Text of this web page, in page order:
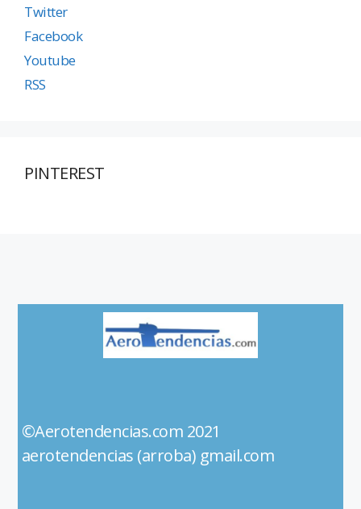
Twitter
Facebook
Youtube
RSS
PINTEREST
©Aerotendencias.com 2021
aerotendencias (arroba) gmail.com